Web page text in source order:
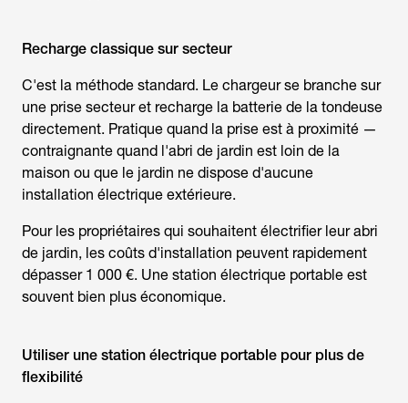
Recharge classique sur secteur
C'est la méthode standard. Le chargeur se branche sur
une prise secteur et recharge la batterie de la tondeuse
directement. Pratique quand la prise est à proximité —
contraignante quand l'abri de jardin est loin de la
maison ou que le jardin ne dispose d'aucune
installation électrique extérieure.
Pour les propriétaires qui souhaitent électrifier leur abri
de jardin, les coûts d'installation peuvent rapidement
dépasser 1 000 €. Une station électrique portable est
souvent bien plus économique.
Utiliser une station électrique portable pour plus de
flexibilité